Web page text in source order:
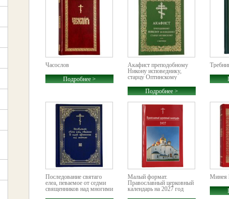
Часослов
Подробнее >
Акафист преподобному
Никону исповеднику,
старцу Оптинскому
Подробнее >
Последование святаго
елеа, певаемое от седми
священников над многими
Малый формат.
Православный церковный
календарь на 2027 год
Минея